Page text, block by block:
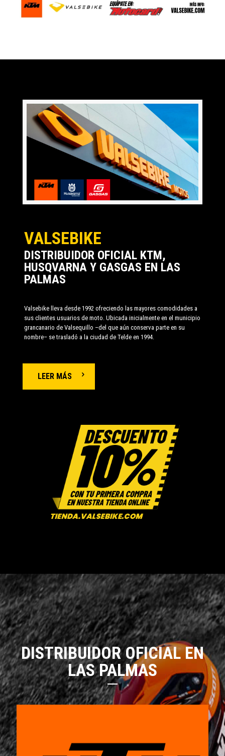
VALSEBIKE
DISTRIBUIDOR OFICIAL KTM,
HUSQVARNA Y GASGAS EN LAS
PALMAS
Valsebike lleva desde 1992 ofreciendo las mayores comodidades a
sus clientes usuarios de moto. Ubicada inicialmente en el municipio
grancanario de Valsequillo –del que aún conserva parte en su
nombre– se trasladó a la ciudad de Telde en 1994.
LEER MÁS
DISTRIBUIDOR OFICIAL EN
LAS PALMAS